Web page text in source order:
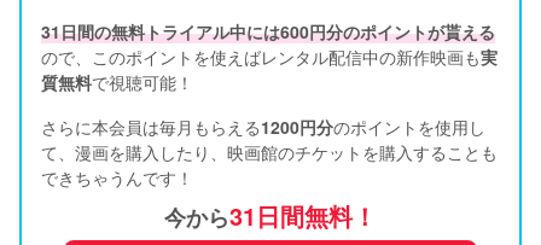
31日間の無料トライアル中には600円分のポイントが貰える
ので、このポイントを使えばレンタル配信中の新作映画も実
質無料で視聴可能！
さらに本会員は毎月もらえる1200円分のポイントを使用し
て、漫画を購入したり、映画館のチケットを購入することも
できちゃうんです！
今から31日間無料！